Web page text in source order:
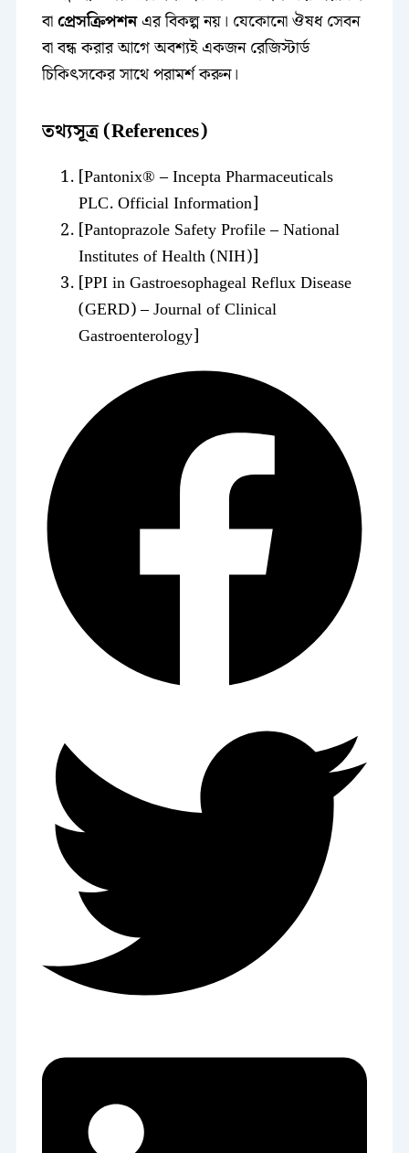
বাপ্রেসক্রিপশনএর বিকল্প নয়। যেকোনো ঔষধ সেবন
বা বন্ধ করার আগে অবশ্যই একজন রেজিস্টার্ড
চিকিৎসকের সাথে পরামর্শ করুন।
তথ্যসূত্র (References)
[Pantonix® – Incepta Pharmaceuticals
PLC. Official Information]
[Pantoprazole Safety Profile – National
Institutes of Health (NIH)]
[PPI in Gastroesophageal Reflux Disease
(GERD) – Journal of Clinical
Gastroenterology]